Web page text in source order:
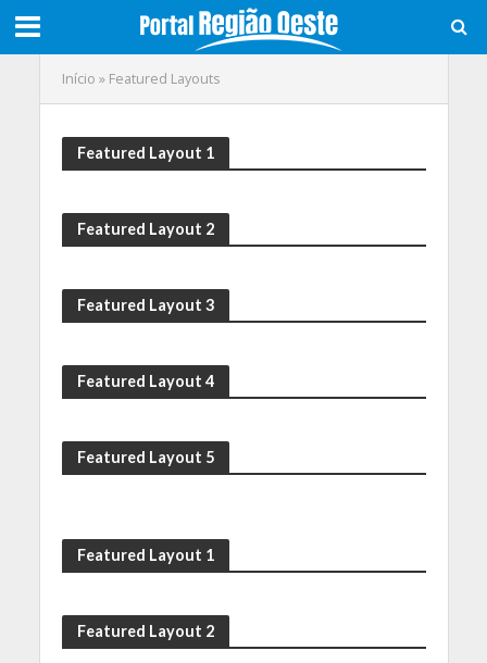
Início » Featured Layouts
Featured Layout 1
Featured Layout 2
Featured Layout 3
Featured Layout 4
Featured Layout 5
Featured Layout 1
Featured Layout 2